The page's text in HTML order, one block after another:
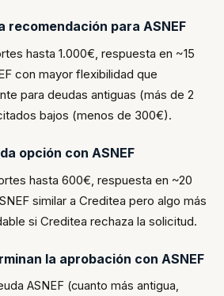
recomendación para ASNEF
hasta 1.000€, respuesta en ~15
con mayor flexibilidad que
para deudas antiguas (más de 2
bajos (menos de 300€).
opción con ASNEF
hasta 600€, respuesta en ~20
similar a Creditea pero algo más
si Creditea rechaza la solicitud.
la aprobación con ASNEF
ASNEF (cuanto más antigua,